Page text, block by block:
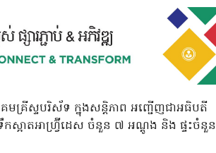
មគ្រីស្ទបរិស័ទ ក្នុងសន្តិភាព អញ្ជើញជាអធិបតី
ស្អាតអាហ្វ្រ៊ីដេស ចំនួន ៧ អណ្ដូង និង ផ្ទះចំនួន